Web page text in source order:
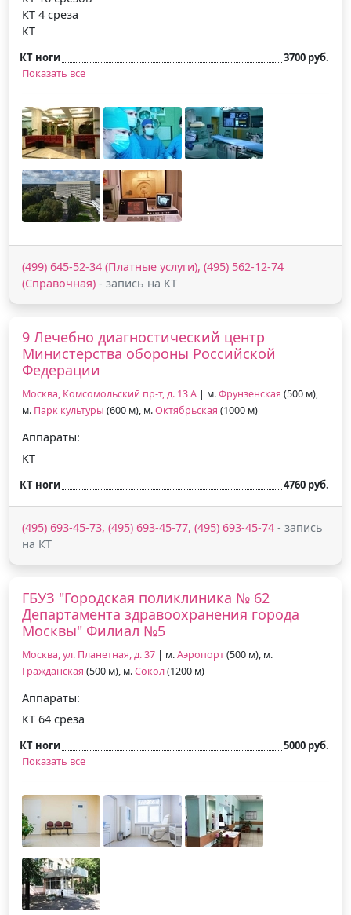
КТ 4 среза
КТ
КТ ноги
3700 руб.
Показать все
(499) 645-52-34 (Платные услуги), (495) 562-12-74
(Справочная) - запись на КТ
9 Лечебно диагностический центр
Министерства обороны Российской
Федерации
Москва, Комсомольский пр-т, д. 13 А | м.Фрунзенская (500 м),
м. Парк культуры (600 м), м.Октябрьская (1000 м)
Аппараты:
КТ
КТ ноги 4760 руб.
(495) 693-45-73, (495) 693-45-77, (495) 693-45-74 - запись
на КТ
ГБУЗ "Городская поликлиника № 62
Департамента здравоохранения города
Москвы" Филиал №5
Москва, ул. Планетная, д. 37 | м.Аэропорт(500 м), м.
Гражданская (500 м), м.Сокол(1200 м)
Аппараты:
КТ 64 среза
КТ ноги
5000 руб.
Показать все